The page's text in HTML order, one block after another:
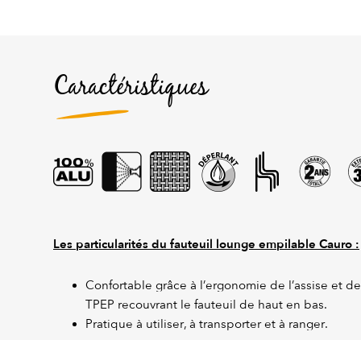
Caractéristiques
Les particularités du fauteuil lounge empilable Cauro :
Confortable grâce à l’ergonomie de l’assise et
TPEP recouvrant le fauteuil de haut en bas.
Pratique à utiliser, à transporter et à ranger.